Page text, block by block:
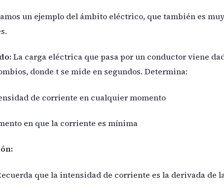
un ejemplo del ámbito eléctrico, que también es
La carga eléctrica que pasa por un conductor viene
donde t se mide en segundos. Determina:
de corriente en cualquier momento
en que la corriente es mínima
que la intensidad de corriente es la derivada de